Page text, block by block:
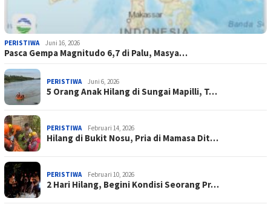
PERISTIWA Juni 16, 2026
Pasca Gempa Magnitudo 6,7 di Palu, Masya…
PERISTIWA Juni 6, 2026
5 Orang Anak Hilang di Sungai Mapilli, T…
PERISTIWA Februari 14, 2026
Hilang di Bukit Nosu, Pria di Mamasa Dit…
PERISTIWA Februari 10, 2026
2 Hari Hilang, Begini Kondisi Seorang Pr…